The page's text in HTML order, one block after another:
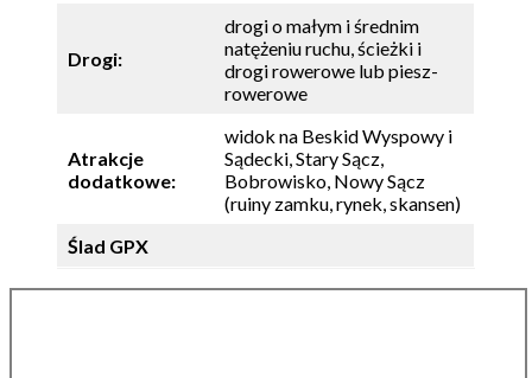
Drogi:
drogi o małym i średnim
natężeniu ruchu, ścieżki i
drogi rowerowe lub piesz-
rowerowe
Atrakcje
dodatkowe:
widok na Beskid Wyspowy i
Sądecki, Stary Sącz,
Bobrowisko, Nowy Sącz
(ruiny zamku, rynek, skansen)
Ślad GPX